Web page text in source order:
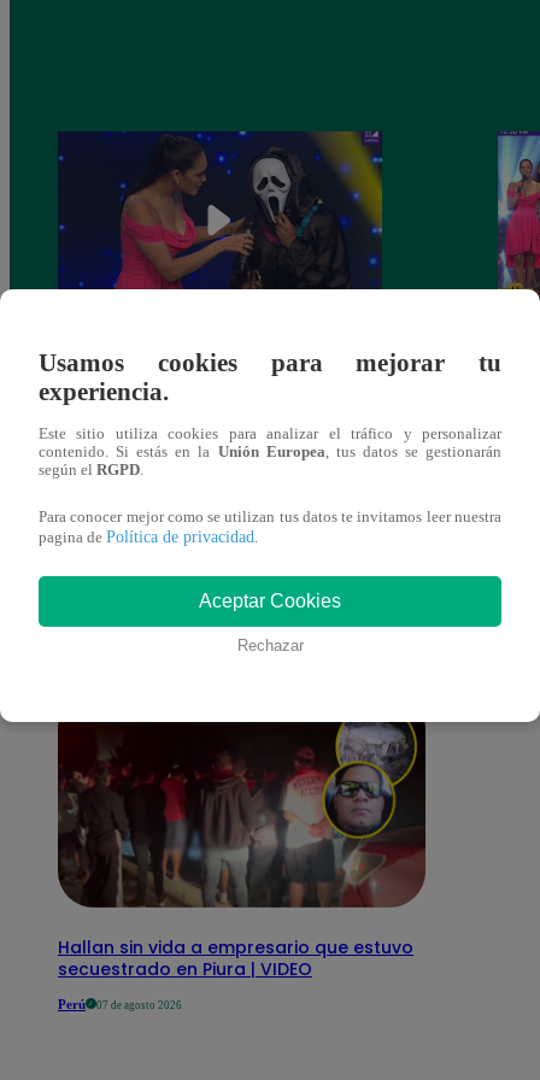
Yo Soy 30 de noviembre del 2018 –
Programa completo
Yo
También te puede
interesar
Hallan sin vida a empresario que estuvo
secuestrado en Piura | VIDEO
Perú 07 de agosto 2026
Usamos cookies para mejorar tu
experiencia.
Este sitio utiliza cookies para analizar el tráfico y personalizar
contenido. Si estás en la Unión Europea, tus datos se gestionarán
según el RGPD.
Para conocer mejor como se utilizan tus datos te invitamos leer nuestra
pagina de Política de privacidad.
Aceptar Cookies
Rechazar